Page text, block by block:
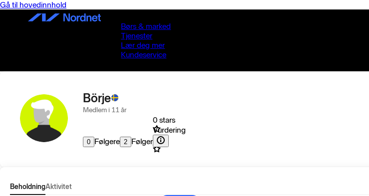
Gå til hovedinnhold
Børs & marked
Tjenester
Lær deg mer
Kundeservice
Börje
Medlem i 11 år
0 Følgere 2 Følger
0 stars
Vurdering
BeholdningAktivitet